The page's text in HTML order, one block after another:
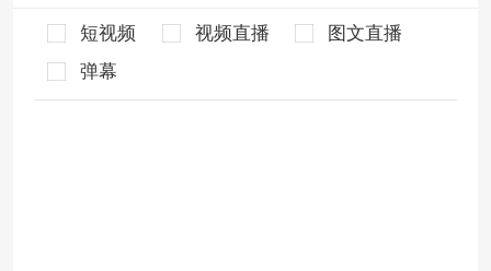
短视频 视频直播
图文直播
弹幕